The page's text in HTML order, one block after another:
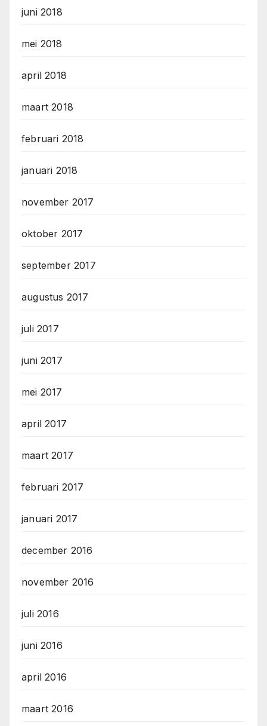
juni 2018
mei 2018
april 2018
maart 2018
februari 2018
januari 2018
november 2017
oktober 2017
september 2017
augustus 2017
juli 2017
juni 2017
mei 2017
april 2017
maart 2017
februari 2017
januari 2017
december 2016
november 2016
juli 2016
juni 2016
april 2016
maart 2016